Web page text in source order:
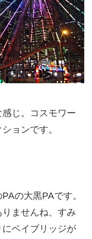
じ。コスモワー
ョンです。
の大黒PAです。
ませんね、すみ
ベイブリッジが